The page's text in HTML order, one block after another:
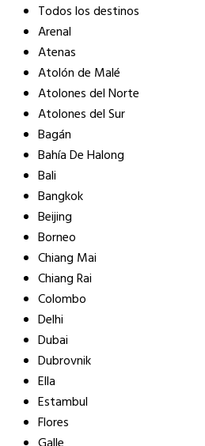
Todos los destinos
Arenal
Atenas
Atolón de Malé
Atolones del Norte
Atolones del Sur
Bagán
Bahía De Halong
Bali
Bangkok
Beijing
Borneo
Chiang Mai
Chiang Rai
Colombo
Delhi
Dubai
Dubrovnik
Ella
Estambul
Flores